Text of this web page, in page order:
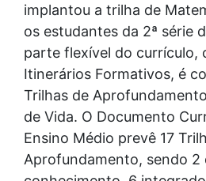
implantou a trilha de
os estudantes da 2ª série
parte flexível do currículo,
Itinerários Formativos, é
Trilhas de
de Vida. O Documento
Ensino Médio prevê 17
Aprofundamento, sendo 2